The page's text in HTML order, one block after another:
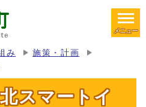
メニュー
み
施策・計画
スマートイ